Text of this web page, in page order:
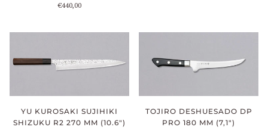
€440,00
YU KUROSAKI SUJIHIKI
SHIZUKU R2 270 MM (10.6")
TOJIRO DESHUESADO DP
PRO 180 MM (7,1")